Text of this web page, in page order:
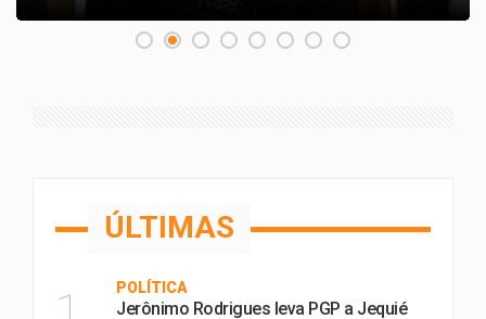
ÚLTIMAS
POLÍTICA
Jerônimo Rodrigues leva PGP a Jequié